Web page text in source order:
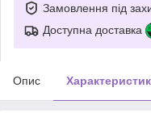
Замовлення під
Доступна доставка
Опис